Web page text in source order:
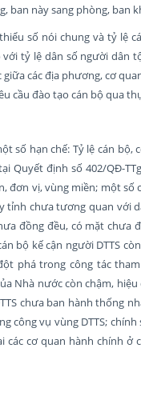
ban này sang phòng, ban
số nói chung và tỷ lệ
tỷ lệ dân số người dân
các địa phương, cơ
cầu đào tạo cán bộ qua
số hạn chế: Tỷ lệ cán bộ,
Quyết định số 402/QĐ-
đơn vị, vùng miền; một số
tỉnh chưa tương quan với
đồng đều, có mặt chưa
bộ kế cận người DTTS
phá trong công tác
Nhà nước còn chậm,
chưa ban hành thống
vụ vùng DTTS;
các cơ quan hành chính